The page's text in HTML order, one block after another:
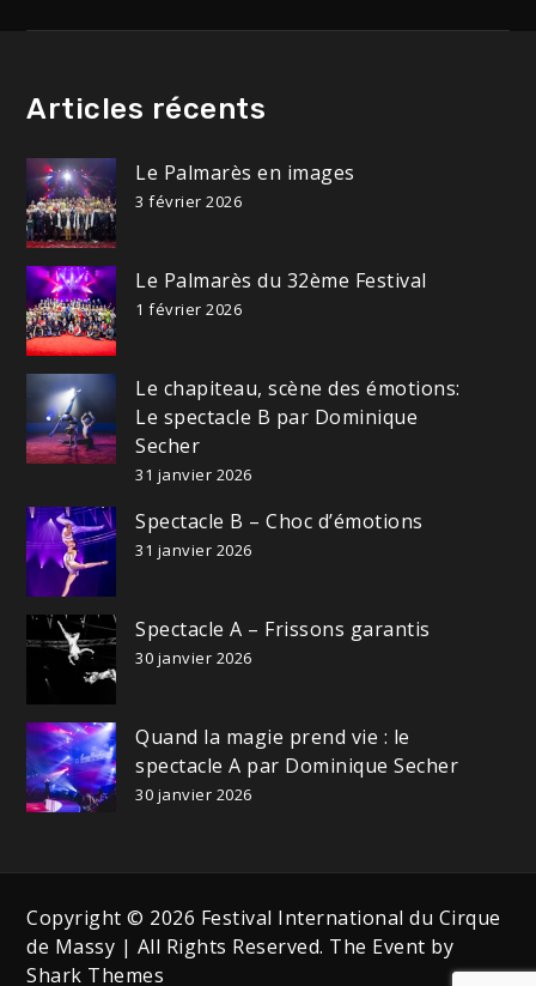
l’article
Articles récents
Le Palmarès en images
3 février 2026
Le Palmarès du 32ème Festival
1 février 2026
Le chapiteau, scène des émotions:
Le spectacle B par Dominique
Secher
31 janvier 2026
Spectacle B – Choc d’émotions
31 janvier 2026
Spectacle A – Frissons garantis
30 janvier 2026
Quand la magie prend vie : le
spectacle A par Dominique Secher
30 janvier 2026
Copyright © 2026 Festival International du Cirque
de Massy | All Rights Reserved. The Event by
Shark Themes